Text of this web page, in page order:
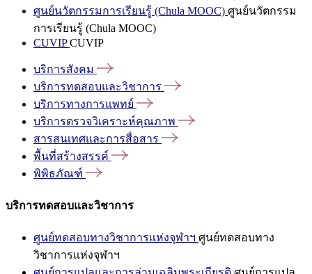
ศูนย์นวัตกรรมการเรียนรู้ (Chula MOOC) ศูนย์นวัตกรรม
การเรียนรู้ (Chula MOOC)
CUVIPCUVIP
บริการสังคม
บริการทดสอบและวิชาการ
บริการทางการแพทย์
บริการตรวจวิเคราะห์คุณภาพ
สารสนเทศและการสื่อสาร
พื้นที่สร้างสรรค์
พิพิธภัณฑ์
บริการทดสอบและวิชาการ
ศูนย์ทดสอบทางวิชาการแห่งจุฬาฯ ศูนย์ทดสอบทาง
วิชาการแห่งจุฬาฯ